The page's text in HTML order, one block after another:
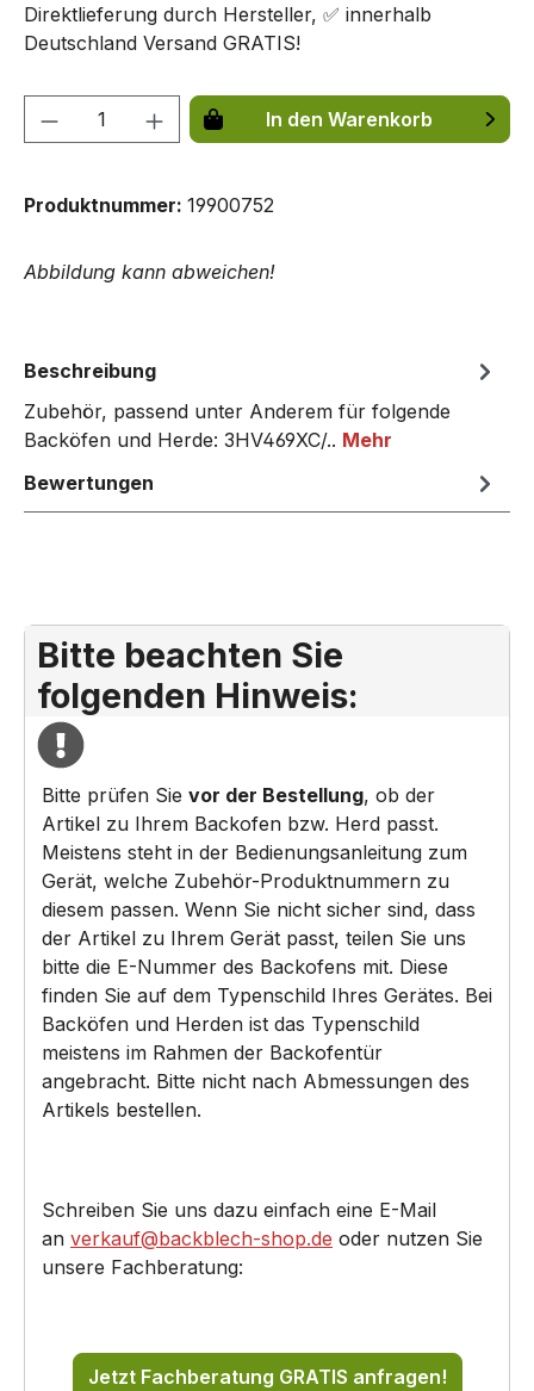
Direktlieferung durch Hersteller, ✅ innerhalb
Deutschland Versand GRATIS!
Produkt Anzahl: Gib denIn den Warenkorb
Produktnummer: 19900752
Abbildung kann abweichen!
Beschreibung
Zubehör, passend unter Anderem für folgende
Backöfen und Herde: 3HV469XC/.. Mehr
Bewertungen
Bitte beachten Sie
folgenden Hinweis:
Bitte prüfen Sie vor der Bestellung, ob der
Artikel zu Ihrem Backofen bzw. Herd passt.
Meistens steht in der Bedienungsanleitung zum
Gerät, welche Zubehör-Produktnummern zu
diesem passen. Wenn Sie nicht sicher sind, dass
der Artikel zu Ihrem Gerät passt, teilen Sie uns
bitte die E-Nummer des Backofens mit. Diese
finden Sie auf dem Typenschild Ihres Gerätes. Bei
Backöfen und Herden ist das Typenschild
meistens im Rahmen der Backofentür
angebracht. Bitte nicht nach Abmessungen des
Artikels bestellen.
Schreiben Sie uns dazu einfach eine E-Mail
an verkauf@backblech-shop.de oder nutzen Sie
unsere Fachberatung:
Jetzt Fachberatung GRATIS anfragen!